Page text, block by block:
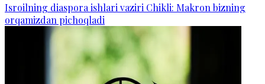
Isroilning diaspora ishlari vaziri Chikli: Makron bizning
orqamizdan pichoqladi